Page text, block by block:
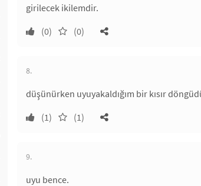
girilecek ikilemdir.
(0)
(0)
8.
düşünürken uyuyakaldığım bir kısır
(1)
(1)
9.
uyu bence.